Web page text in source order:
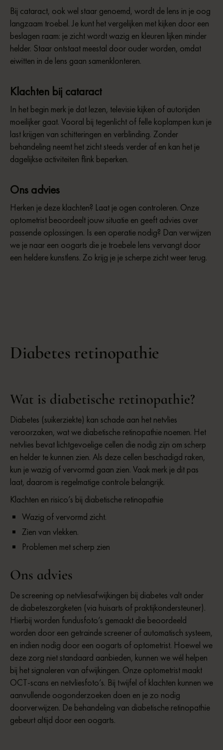
Bij cataract, ook wel staar genoemd, wordt de lens in je oog
langzaam troebel. Je kunt het vergelijken met kijken door een
beslagen raam: je zicht wordt wazig en kleuren lijken minder
helder. Staar ontstaat meestal door ouder worden, omdat
eiwitten in de lens gaan samenklonteren.
Klachten bij cataract
In het begin merk je dat lezen, televisie kijken of autorijden
moeilijker gaat. Vooral bij tegenlicht of felle koplampen kun je
last krijgen van schitteringen en verblinding. Zonder
behandeling neemt het zicht steeds verder af en kan het je
dagelijkse activiteiten flink beperken.
Ons advies
Herken je deze klachten? Laat je ogen controleren. Onze
optometrist beoordeelt jouw situatie en geeft advies over
passende oplossingen. Is een operatie nodig? Dan verwijzen
we je naar een oogarts die je troebele lens vervangt door
een heldere kunstlens. Zo krijg je je scherpe zicht weer terug.
Diabetes retinopathie
Wat is diabetische retinopathie?
Diabetes (suikerziekte) kan schade aan het netvlies
veroorzaken, wat we diabetische retinopathie noemen. Het
netvlies bevat lichtgevoelige cellen die nodig zijn om scherp
en helder te kunnen zien. Als deze cellen beschadigd raken,
kun je wazig of vervormd gaan zien. Vaak merk je dit pas
laat, daarom is regelmatige controle belangrijk.
Klachten en risico’s bij diabetische retinopathie
Wazig of vervormd zicht.
Zien van vlekken.
Problemen met scherp zien
Ons advies
De screening op netvliesafwijkingen bij diabetes valt onder
de diabeteszorgketen (via huisarts of praktijkondersteuner).
Hierbij worden fundusfoto’s gemaakt die beoordeeld
worden door een getrainde screener of automatisch systeem,
en indien nodig door een oogarts of optometrist. Hoewel we
deze zorg niet standaard aanbieden, kunnen we wél helpen
bij het signaleren van afwijkingen. Onze optometrist maakt
OCT-scans en netvliesfoto’s. Bij twijfel of klachten kunnen we
aanvullende oogonderzoeken doen en je zo nodig
doorverwijzen. De behandeling van diabetische retinopathie
gebeurt altijd door een oogarts.